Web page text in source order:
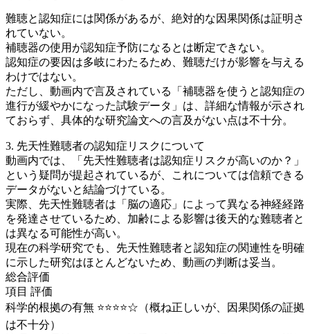
難聴と認知症には関係があるが、絶対的な因果関係は証明さ
れていない。
補聴器の使用が認知症予防になるとは断定できない。
認知症の要因は多岐にわたるため、難聴だけが影響を与える
わけではない。
ただし、動画内で言及されている「補聴器を使うと認知症の
進行が緩やかになった試験データ」は、詳細な情報が示され
ておらず、具体的な研究論文への言及がない点は不十分。
3. 先天性難聴者の認知症リスクについて
動画内では、「先天性難聴者は認知症リスクが高いのか？」
という疑問が提起されているが、これについては信頼できる
データがないと結論づけている。
実際、先天性難聴者は「脳の適応」によって異なる神経経路
を発達させているため、加齢による影響は後天的な難聴者と
は異なる可能性が高い。
現在の科学研究でも、先天性難聴者と認知症の関連性を明確
に示した研究はほとんどないため、動画の判断は妥当。
総合評価
項目 評価
科学的根拠の有無 ⭐⭐⭐⭐☆（概ね正しいが、因果関係の証拠
は不十分）